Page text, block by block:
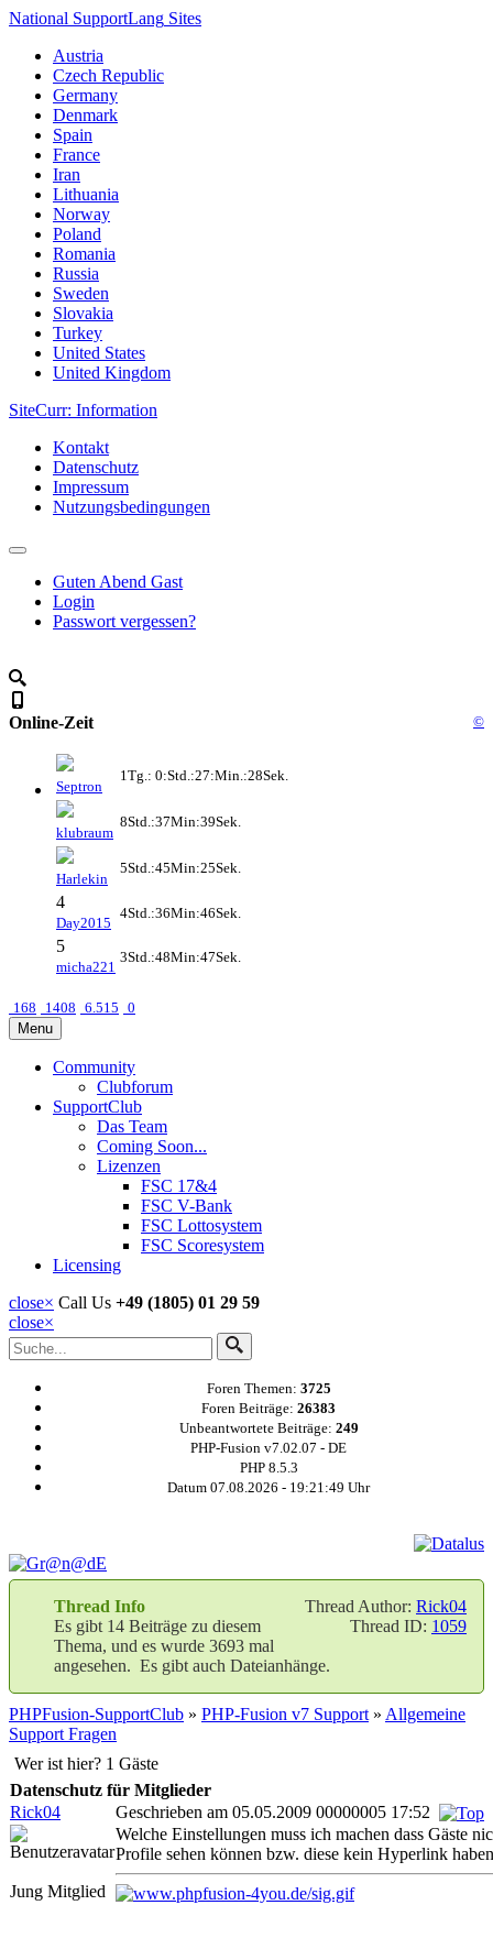
National SupportLang Sites
Austria
Czech Republic
Germany
Denmark
Spain
France
Iran
Lithuania
Norway
Poland
Romania
Russia
Sweden
Slovakia
Turkey
United States
United Kingdom
SiteCurr: Information
Kontakt
Datenschutz
Impressum
Nutzungsbedingungen
Guten Abend Gast
Login
Passwort vergessen?
Online-Zeit ©
Septron
1Tg.: 0:Std.:27:Min.:28Sek.
klubraum
8Std.:37Min:39Sek.
Harlekin
5Std.:45Min:25Sek.
4
Day2015
4Std.:36Min:46Sek.
5
micha221
3Std.:48Min:47Sek.
168 1408 6.515 0
Menu
Community
Clubforum
SupportClub
Das Team
Coming Soon...
Lizenzen
FSC 17&4
FSC V-Bank
FSC Lottosystem
FSC Scoresystem
Licensing
close× Call Us +49 (1805) 01 29 59
close×
Foren Themen: 3725
Foren Beiträge: 26383
Unbeantwortete Beiträge: 249
PHP-Fusion v7.02.07 - DE
PHP 8.5.3
Datum 07.08.2026 - 19:21:50 Uhr
Thread Author: Rick04
Thread ID: 1059
Thread Info
Es gibt 14 Beiträge zu diesem
Thema, und es wurde 3693 mal
angesehen. Es gibt auch Dateianhänge.
PHPFusion-SupportClub » PHP-Fusion v7 Support » Allgemeine
Support Fragen
Wer ist hier? 1 Gäste
Datenschutz für Mitglieder
Rick04
Geschrieben am 05.05.2009 00000005 17:52
Jung Mitglied
Welche Einstellungen muss ich machen dass Gäste
Profile sehen können bzw. diese kein Hyperlink